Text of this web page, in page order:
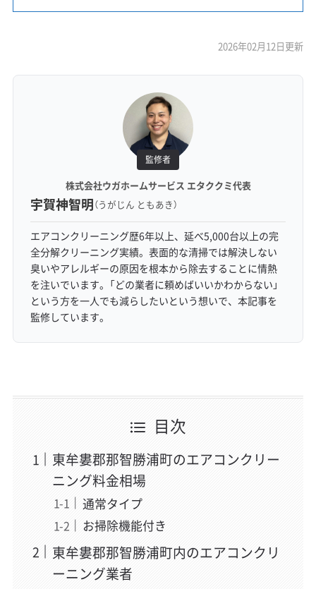
2026年02月12日更新
監修者
株式会社ウガホームサービス エタククミ代表
宇賀神智明（うがじん ともあき）
エアコンクリーニング歴6年以上、延べ5,000台以上の完
全分解クリーニング実績。表面的な清掃では解決しない
臭いやアレルギーの原因を根本から除去することに情熱
を注いでいます。「どの業者に頼めばいいかわからない」
という方を一人でも減らしたいという想いで、本記事を
監修しています。
目次
東牟婁郡那智勝浦町のエアコンクリー
ニング料金相場
通常タイプ
お掃除機能付き
東牟婁郡那智勝浦町内のエアコンクリ
ーニング業者